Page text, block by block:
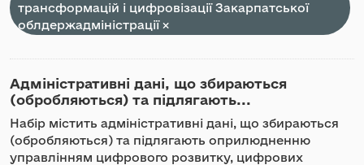
трансформацій і цифровізації Закарпатської
облдержадміністрації
Адміністративні дані, що збираються
(обробляються) та підлягають...
Набір містить адміністративні дані, що збираються
(обробляються) та підлягають оприлюдненню
управлінням цифрового розвитку, цифрових